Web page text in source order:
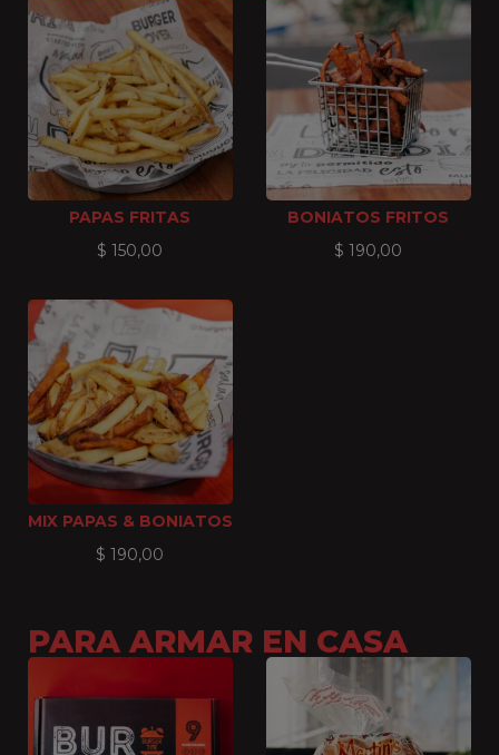
PAPAS FRITAS
$ 150,00
BONIATOS FRITOS
$ 190,00
MIX PAPAS & BONIATOS
$ 190,00
PARA ARMAR EN CASA